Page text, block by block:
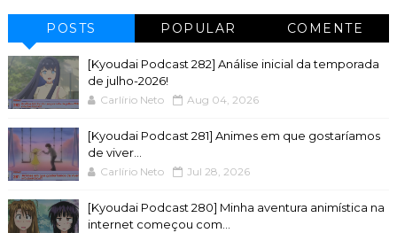
POSTS POPULAR COMENTE
[Kyoudai Podcast 282] Análise inicial da temporada
de julho-2026!
Carlírio Neto Aug 04, 2026
[Kyoudai Podcast 281] Animes em que gostaríamos
de viver...
Carlírio Neto Jul 28, 2026
[Kyoudai Podcast 280] Minha aventura animística na
internet começou com...